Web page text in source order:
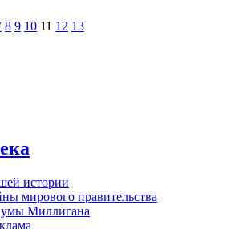
8 9 10 11 12 13
истории
мирового правительства
Миллигана